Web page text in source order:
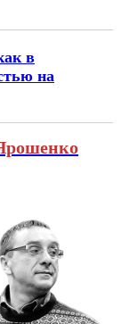
в
на